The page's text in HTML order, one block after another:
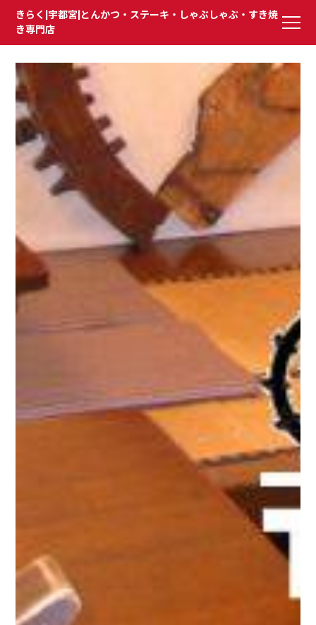
きらく|宇都宮|とんかつ・ステーキ・しゃぶしゃぶ・すき焼
き専門店